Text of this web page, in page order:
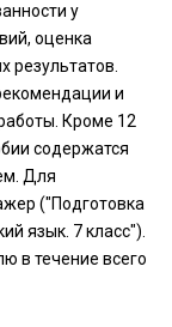
у
оценка
и
Кроме 12
содержатся
Для
("Подготовка
язык. 7 класс").
в течение всего